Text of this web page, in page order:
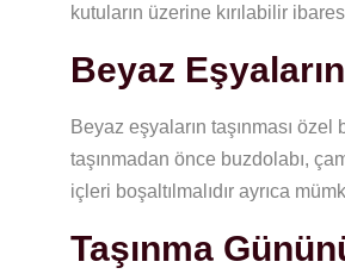
kutuların üzerine kırılabilir
Beyaz
Beyaz eşyaların taşınması
taşınmadan önce buzdolabı,
içleri boşaltılmalıdır ayrıca
Taşınma